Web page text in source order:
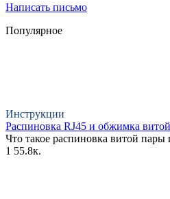
Написать письмо
Популярное
Инструкции
Распиновка RJ45 и обжимка
Что такое распиновка витой
1 55.8к.